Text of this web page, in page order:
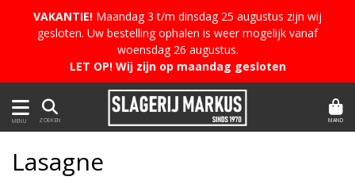
VAKANTIE! Maandag 3 t/m dinsdag 25 augustus zijn wij
gesloten. Uw bestelling ophalen is weer mogelijk vanaf
woensdag 26 augustus.
LET OP! Wij zijn op maandag gesloten
MENU ZOEKEN MAND
Lasagne